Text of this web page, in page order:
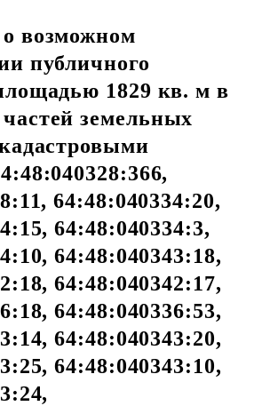
возможном
публичного
1829 кв. м в
земельных
64:48:040334:20,
64:48:040334:3,
64:48:040343:18,
64:48:040342:17,
64:48:040336:53,
64:48:040343:20,
64:48:040343:10,